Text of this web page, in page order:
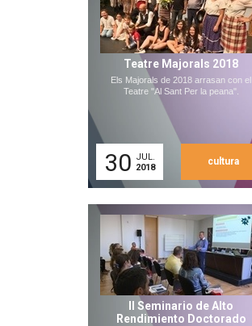
Teatre Majorals 2018
Els Majorals de 2018 arrasan con el
Teatre "Al Sant Per la peana".
30 JUL.
2018
cultura
II Seminario de Alto
Rendimiento Doctorado